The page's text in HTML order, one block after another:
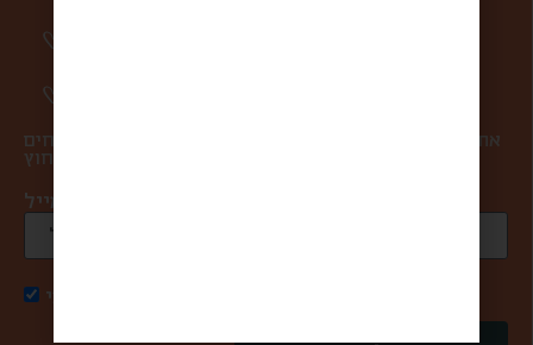
אתם במקום הראשון בשבילנו, ולכן אנחנו אף פעם לא שולחים
אני מאשר/ת קבלת דואר פרסומי